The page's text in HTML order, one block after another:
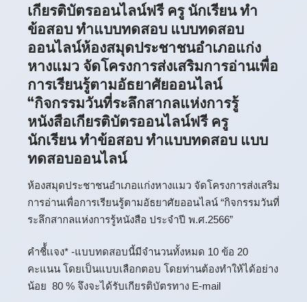
เกียรติบัตรออนไลน์ฟรี ครู นักเรียน ทำ
ข้อสอบ ทำแบบทดสอบ แบบทดสอบ
ออนไลน์ห้องสมุดประชาชนอำเภอแก่ง
หางแมว จัดโครงการส่งเสริมการอ่านเพื่อ
การเรียนรู้ตามอัธยาศัยออนไลน์
“กิจกรรมวันที่ระลึกสากลแห่งการรู้
หนังสือเกียรติบัตรออนไลน์ฟรี ครู
นักเรียน ทำข้อสอบ ทำแบบทดสอบ แบบ
ทดสอบออนไลน์
ห้องสมุดประชาชนอำเภอแก่งหางแมว จัดโครงการส่งเสริม
การอ่านเพื่อการเรียนรู้ตามอัธยาศัยออนไลน์ “กิจกรรมวันที่
ระลึกสากลแห่งการรู้หนังสือ ประจำปี พ.ศ.2566”
คำชี้้เเจง* -แบบทดสอบนี้มีจำนวนทั้งหมด 10 ข้อ 20
คะแนน โดยเป็นแบบเลือกตอบ โดยท่านต้องทำให้ได้อย่าง
น้อย 80 % จึงจะได้รับเกียรติบัตรทาง E-mail